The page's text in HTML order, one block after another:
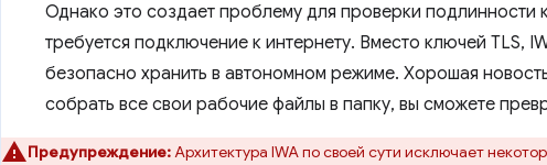
Однако это создает проблему для проверки подлинности
требуется подключение к интернету. Вместо ключей TLS,
безопасно хранить в автономном режиме. Хорошая
собрать все свои рабочие файлы в папку, вы сможете
Предупреждение:Архитектура IWA по своей сути исключает